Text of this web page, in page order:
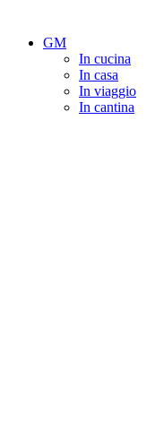
GM
In cucina
In casa
In viaggio
In cantina